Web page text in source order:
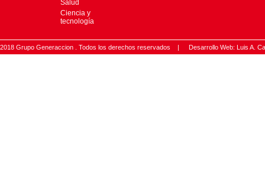
Salud
Ciencia y
tecnología
2018 Grupo Generaccion . Todos los derechos reservados | Desarrollo Web: Luis